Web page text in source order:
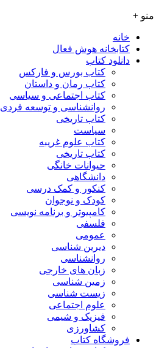
منو +
خانه
کتابخانه هوش فعال
دانلود کتاب
کتاب بورس و فارکس
کتاب رمان و داستان
کتاب اجتماعی و سیاسی
روانشناسی و توسعه فردی
کتاب تاریخی
سیاست
کتاب علوم غریبه
کتاب تاریخی
حیوانات خانگی
دانشگاهی
کنکور و کمک‌ درسی
کودک و نوجوان
کامپیوتر و برنامه نویسی
فلسفی
عمومی
دیرین شناسی
روانشناسی
زبان های خارجی
زمین شناسی
زیست شناسی
علوم اجتماعی
فیزیک و شیمی
کشاورزی
فروشگاه کتاب